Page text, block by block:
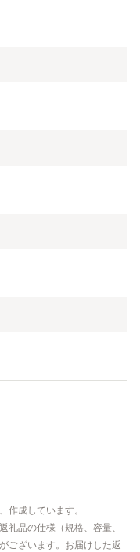
作成しています。
礼品の仕様（規格、容量、
ございます。お届けした返